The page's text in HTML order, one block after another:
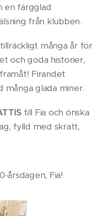
en färgglad
från klubben.
många år för
och goda historier,
Firandet
många glada miner.
till Fia och önska
fylld med skratt,
årsdagen, Fia!